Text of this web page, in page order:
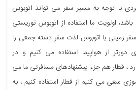
با توجه به مسیر سفر می تواند اتوبوس
باشد، اولویت ما استفاده از اتوبوس توریستی
زمینی با اتوبوس لذت سفر دسته جمعی را
دورتر از هواپیما استفاده می کنیم و در
، قطار هم جزء پیشنهادهای مسافرتی ما می
سعی می کنیم از قطار استفاده کنیم ، به